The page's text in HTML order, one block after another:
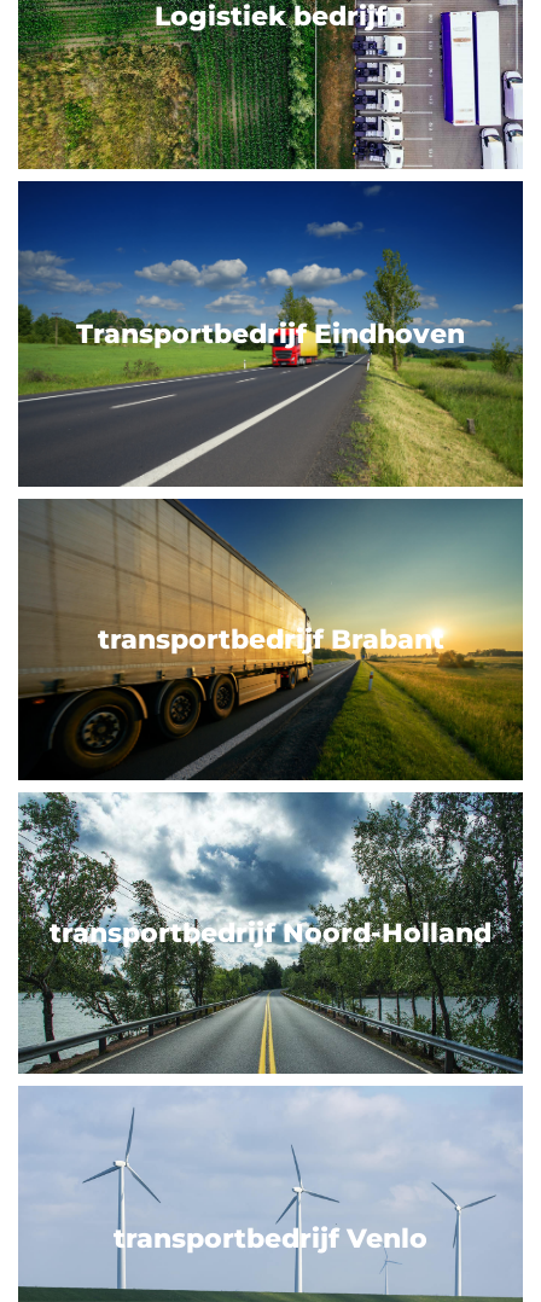
Logistiek bedrijf
Transportbedrijf Eindhoven
transportbedrijf Brabant
transportbedrijf Noord-Holland
transportbedrijf Venlo